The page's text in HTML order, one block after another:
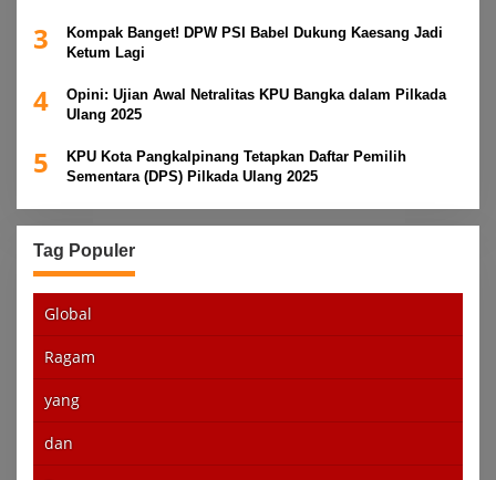
3
Kompak Banget! DPW PSI Babel Dukung Kaesang Jadi
Ketum Lagi
4
Opini: Ujian Awal Netralitas KPU Bangka dalam Pilkada
Ulang 2025
5
KPU Kota Pangkalpinang Tetapkan Daftar Pemilih
Sementara (DPS) Pilkada Ulang 2025
Tag Populer
Global
Ragam
yang
dan